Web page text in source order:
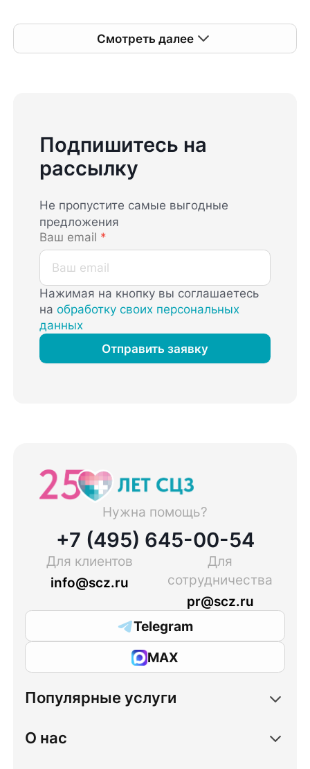
Смотреть далее
Подпишитесь на
рассылку
Не пропустите самые выгодные
предложения
Ваш email *
Нажимая на кнопку вы соглашаетесь
наобработку своих персональных
данных
Отправить заявку
Нужна помощь?
+7 (495) 645-00-54
Для клиентов
info@scz.ru
Для
сотрудничества
pr@scz.ru
Telegram
MAX
Популярные услуги
О нас